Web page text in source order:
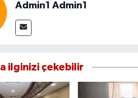
Admin1 Admin1
ilginizi çekebilir